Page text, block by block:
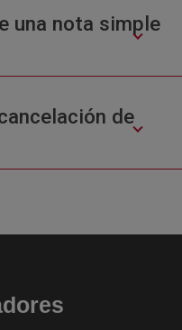
una nota simple
de